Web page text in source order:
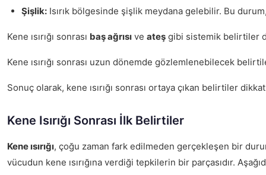
Şişlik: Isırık bölgesinde şişlik meydana gelebilir. Bu
Kene ısırığı sonrası baş ağrısı ve ateş gibi sistemik belirtiler
Kene ısırığı sonrası uzun dönemde gözlemlenebilecek
Sonuç olarak, kene ısırığı sonrası ortaya çıkan belirtiler
Kene Isırığı Sonrası İlk Belirtiler
Kene ısırığı, çoğu zaman fark edilmeden gerçekleşen bir
vücudun kene ısırığına verdiği tepkilerin bir parçasıdır.